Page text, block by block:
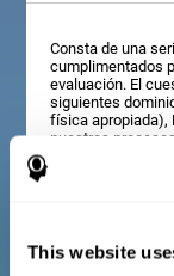
This website
Consta de una
cumplimentados
evaluación. El
siguientes
física apropiada),
nuestros
(mantener unas
nuestro